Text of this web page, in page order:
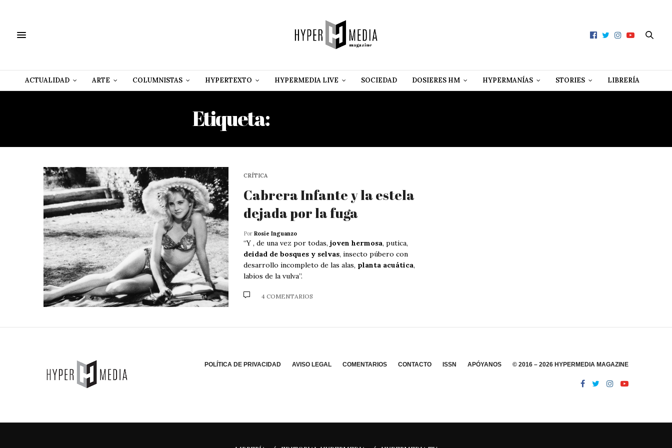
ACTUALIDAD ARTE COLUMNISTAS HYPERTEXTO HYPERMEDIA LIVE SOCIEDAD DOSIERES HM HYPERMANÍAS STORIES LIBRERÍA
Etiqueta:
CRÍTICA
Cabrera Infante y la estela
dejada por la fuga
Por Rosie Inguanzo
“Y , de una vez por todas, joven hermosa, putica,
deidad de bosques y selvas, insecto púbero con
desarrollo incompleto de las alas, planta acuática,
labios de la vulva”.
4 COMENTARIOS
POLÍTICA DE PRIVACIDAD AVISO LEGAL COMENTARIOS CONTACTO ISSN APÓYANOS © 2016 – 2026 HYPERMEDIA MAGAZINE